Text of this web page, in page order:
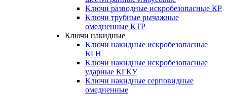
Ключи разводные искробезопасные КР
Ключи трубные рычажные
омедненные КТР
Ключи накидные
Ключи накидные искробезопасные
КГН
Ключи накидные искробезопасные
ударные КГКУ
Ключи накидные серповидные
омедненные